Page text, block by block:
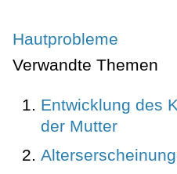
Hautprobleme
Verwandte Themen
Entwicklung des
der Mutter